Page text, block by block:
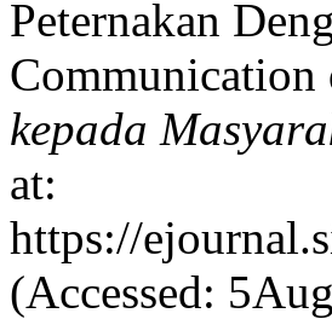
Peternakan
kepada
at:
https://
(Accessed: